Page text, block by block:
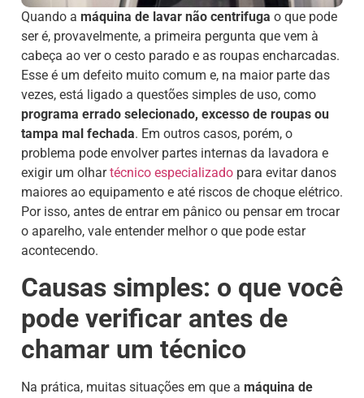
Quando a máquina de lavar não centrifuga o que pode
ser é, provavelmente, a primeira pergunta que vem à
cabeça ao ver o cesto parado e as roupas encharcadas.
Esse é um defeito muito comum e, na maior parte das
vezes, está ligado a questões simples de uso, como
programa errado selecionado, excesso de roupas ou
tampa mal fechada. Em outros casos, porém, o
problema pode envolver partes internas da lavadora e
exigir um olhartécnico especializado para evitar danos
maiores ao equipamento e até riscos de choque elétrico.
Por isso, antes de entrar em pânico ou pensar em trocar
o aparelho, vale entender melhor o que pode estar
acontecendo.
Causas simples: o que você
pode verificar antes de
chamar um técnico
Na prática, muitas situações em que a máquina de